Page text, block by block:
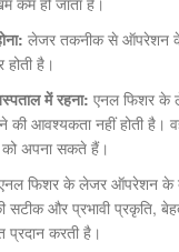
लेजर तकनीक से ऑपरेशन के
है।
में रहना: एनल फिशर के
की आवश्यकता नहीं होती
को अपना सकते हैं।
फिशर के लेजर ऑपरेशन के
सटीक और प्रभावी प्रकृति,
प्रदान करती है।